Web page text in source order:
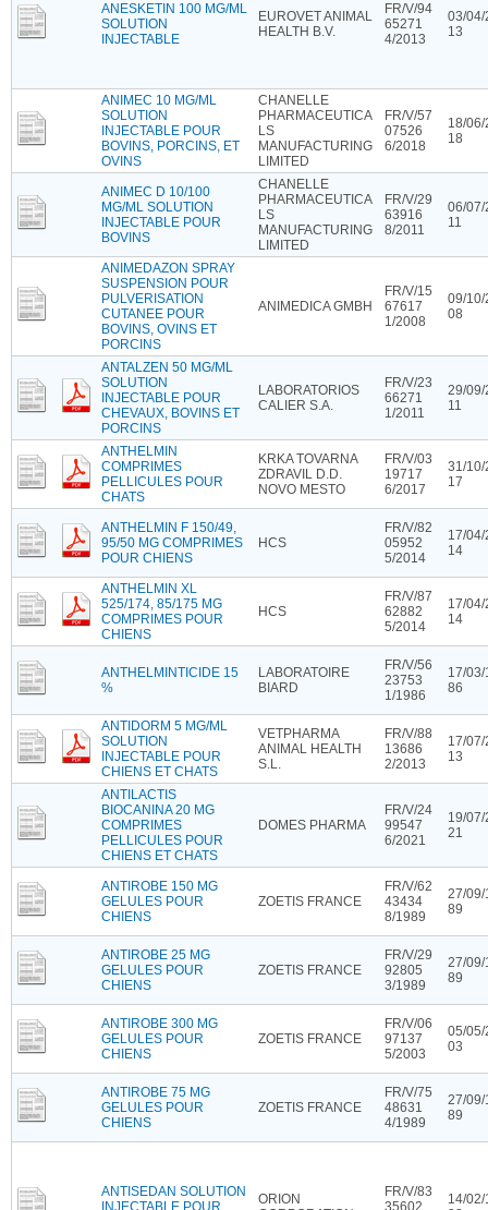
ANESKETIN 100 MG/ML
SOLUTION
INJECTABLE
EUROVET ANIMAL
HEALTH B.V.
FR/V/94
65271
4/2013
03/04/
13
ANIMEC 10 MG/ML
SOLUTION
INJECTABLE POUR
BOVINS, PORCINS, ET
OVINS
CHANELLE
PHARMACEUTICA
LS
MANUFACTURING
LIMITED
FR/V/57
07526
6/2018
18/06/
18
ANIMEC D 10/100
MG/ML SOLUTION
INJECTABLE POUR
BOVINS
CHANELLE
PHARMACEUTICA
LS
MANUFACTURING
LIMITED
FR/V/29
63916
8/2011
06/07/
11
ANIMEDAZON SPRAY
SUSPENSION POUR
PULVERISATION
CUTANEE POUR
BOVINS, OVINS ET
PORCINS
ANIMEDICA GMBH
FR/V/15
67617
1/2008
09/10/
08
ANTALZEN 50 MG/ML
SOLUTION
INJECTABLE POUR
CHEVAUX, BOVINS ET
PORCINS
LABORATORIOS
CALIER S.A.
FR/V/23
66271
1/2011
29/09/
11
ANTHELMIN
COMPRIMES
PELLICULES POUR
CHATS
KRKA TOVARNA
ZDRAVIL D.D.
NOVO MESTO
FR/V/03
19717
6/2017
31/10/
17
ANTHELMIN F 150/49,
95/50 MG COMPRIMES
POUR CHIENS
HCS
FR/V/82
05952
5/2014
17/04/
14
ANTHELMIN XL
525/174, 85/175 MG
COMPRIMES POUR
CHIENS
HCS
FR/V/87
62882
5/2014
17/04/
14
ANTHELMINTICIDE 15
%
LABORATOIRE
BIARD
FR/V/56
23753
1/1986
17/03/
86
ANTIDORM 5 MG/ML
SOLUTION
INJECTABLE POUR
CHIENS ET CHATS
VETPHARMA
ANIMAL HEALTH
S.L.
FR/V/88
13686
2/2013
17/07/
13
ANTILACTIS
BIOCANINA 20 MG
COMPRIMES
PELLICULES POUR
CHIENS ET CHATS
DOMES PHARMA
FR/V/24
99547
6/2021
19/07/
21
ANTIROBE 150 MG
GELULES POUR
CHIENS
ZOETIS FRANCE
FR/V/62
43434
8/1989
27/09/
89
ANTIROBE 25 MG
GELULES POUR
CHIENS
ZOETIS FRANCE
FR/V/29
92805
3/1989
27/09/
89
ANTIROBE 300 MG
GELULES POUR
CHIENS
ZOETIS FRANCE
FR/V/06
97137
5/2003
05/05/
03
ANTIROBE 75 MG
GELULES POUR
CHIENS
ZOETIS FRANCE
FR/V/75
48631
4/1989
27/09/
89
ANTISEDAN SOLUTION
INJECTABLE POUR
ORION
FR/V/83
35602
14/02/